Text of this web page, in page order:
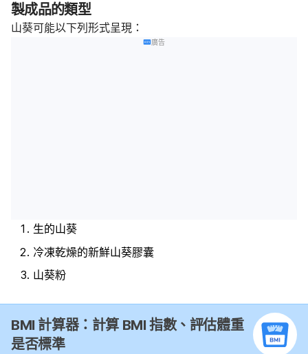
製成品的類型
山葵可能以下列形式呈現：
廣告
生的山葵
冷凍乾燥的新鮮山葵膠囊
山葵粉
BMI 計算器：計算 BMI 指數、評估體重
是否標準